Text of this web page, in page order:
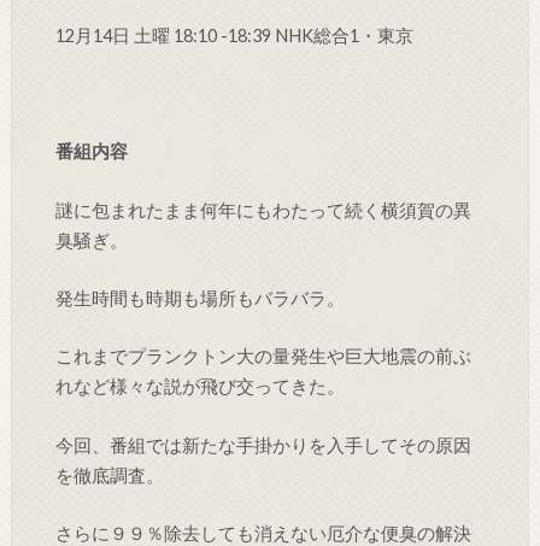
12月14日 土曜 18:10 -18:39 NHK総合1・東京
番組内容
謎に包まれたまま何年にもわたって続く横須賀の異
臭騒ぎ。
発生時間も時期も場所もバラバラ。
これまでプランクトン大の量発生や巨大地震の前ぶ
れなど様々な説が飛び交ってきた。
今回、番組では新たな手掛かりを入手してその原因
を徹底調査。
さらに９９％除去しても消えない厄介な便臭の解決